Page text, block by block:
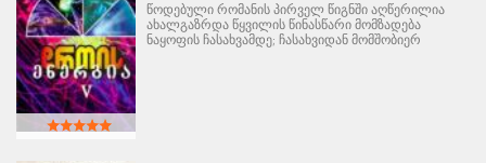
წოდებული რომანის პირველ წიგნში აღწერილია
ახალგაზრდა წყვილის წინასწარი მომზადება
ნაყოფის ჩასახვამდე; ჩასახვიდან მომშობიერ